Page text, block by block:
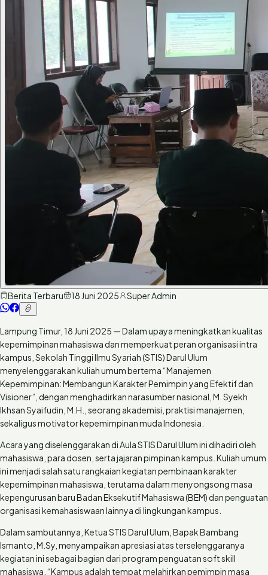
Berita Terbaru 18 Juni 2025 Super Admin
Lampung Timur, 18 Juni 2025 — Dalam upaya meningkatkan kualitas
kepemimpinan mahasiswa dan memperkuat peran organisasi intra
kampus, Sekolah Tinggi Ilmu Syariah (STIS) Darul Ulum
menyelenggarakan kuliah umum bertema “Manajemen
Kepemimpinan: Membangun Karakter Pemimpin yang Efektif dan
Visioner”, dengan menghadirkan narasumber nasional, M. Syekh
Ikhsan Syaifudin, M.H., seorang akademisi, praktisi manajemen,
sekaligus motivator kepemimpinan muda Indonesia.
Acara yang diselenggarakan di Aula STIS Darul Ulum ini dihadiri oleh
mahasiswa, para dosen, serta jajaran pimpinan kampus. Kuliah umum
ini menjadi salah satu rangkaian kegiatan pembinaan karakter
kepemimpinan mahasiswa, terutama dalam menyongsong masa
kepengurusan baru Badan Eksekutif Mahasiswa (BEM) dan penguatan
organisasi kemahasiswaan lainnya di lingkungan kampus.
Dalam sambutannya, Ketua STIS Darul Ulum, Bapak Bambang
Ismanto, M.Sy, menyampaikan apresiasi atas terselenggaranya
kegiatan ini sebagai bagian dari program penguatan soft skill
mahasiswa. “Kampus adalah tempat melahirkan pemimpin masa